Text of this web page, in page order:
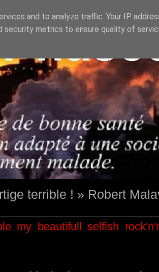
terrible ! » Robert
my beautifull selfish
and to analyze traffic. Your IP
security metrics to ensure quality of